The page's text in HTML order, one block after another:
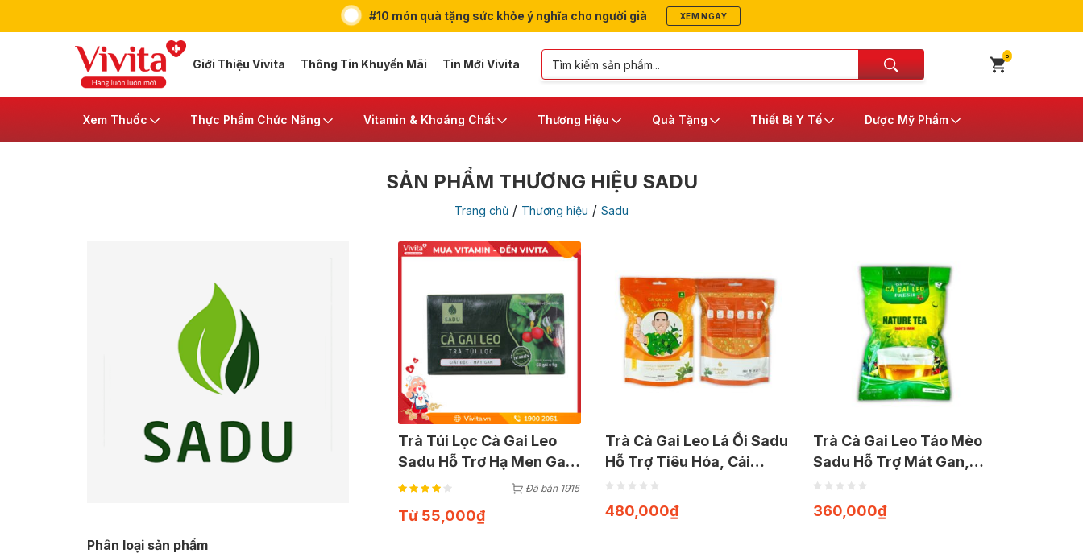
#10 món quà tặng sức khỏe ý nghĩa cho người già XEM NGAY
Giới Thiệu Vivita Thông Tin Khuyến Mãi Tin Mới Vivita
0
Xem Thuốc Thực Phẩm Chức Năng Vitamin & Khoáng Chất Thương Hiệu Quà Tặng Thiết Bị Y Tế Dược Mỹ Phẩm
SẢN PHẨM THƯƠNG HIỆU SADU
Trang chủ / Thương hiệu / Sadu
Phân loại sản phẩm
Trà Túi Lọc Cà Gai Leo
Sadu Hỗ Trơ Hạ Men Gan
Giải Độc Gan
Đã bán 1915
Từ 55,000₫
Trà Cà Gai Leo Lá Ổi Sadu
Hỗ Trợ Tiêu Hóa, Cải
Thiện Đường Huyết,
Tăng Cường Chức Năng
Gan (Gói 1kg)
480,000₫
Trà Cà Gai Leo Táo Mèo
Sadu Hỗ Trợ Mát Gan,
Thanh Lọc Cơ Thể (Gói
1kg)
360,000₫